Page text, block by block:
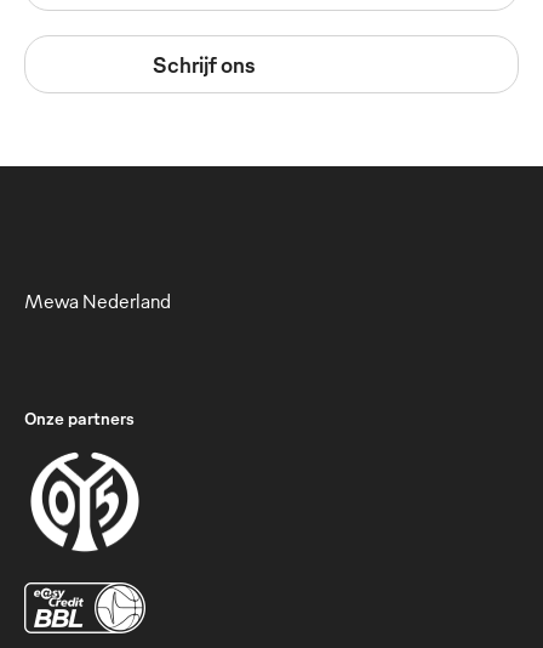
Schrijf ons
Mewa Nederland
Onze partners